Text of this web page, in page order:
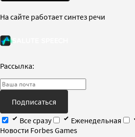
На сайте работает синтез речи
Рассылка:
Подписаться
Все сразу
Еженедельная
Новости Forbes Games